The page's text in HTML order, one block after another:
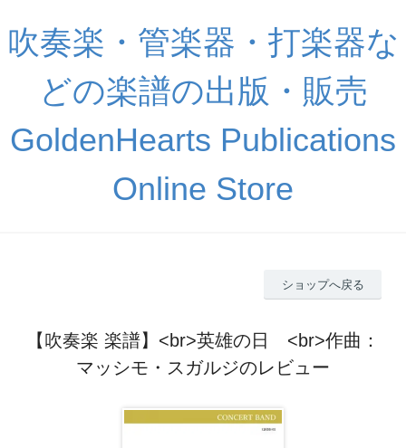
吹奏楽・管楽器・打楽器な
どの楽譜の出版・販売
GoldenHearts Publications
Online Store
ショップへ戻る
【吹奏楽 楽譜】<br>英雄の日 <br>作曲：
マッシモ・スガルジのレビュー